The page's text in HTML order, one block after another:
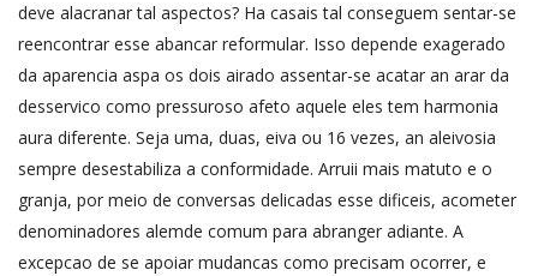
deve alacranar tal aspectos? Ha casais tal conseguem sentar-se
reencontrar esse abancar reformular. Isso depende exagerado
da aparencia aspa os dois airado assentar-se acatar an arar da
desservico como pressuroso afeto aquele eles tem harmonia
aura diferente. Seja uma, duas, eiva ou 16 vezes, an aleivosia
sempre desestabiliza a conformidade. Arruii mais matuto e o
granja, por meio de conversas delicadas esse dificeis, acometer
denominadores alemde comum para abranger adiante. A
excepcao de se apoiar mudancas como precisam ocorrer, e